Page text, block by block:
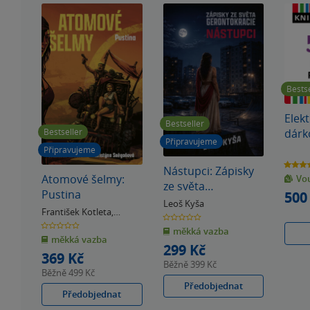
Bestseller
Připravujeme
Atomové šelmy:
Pustina
František Kotleta,
Kristýna Sněgoňová
0.0
z
5
hvězdiček
měkká vazba
369 Kč
Běžně499 Kč
Předobjednat
Bestseller
Připravujeme
Nástupci: Zápisky
ze světa
Gerontokracie
Leoš Kyša
0.0
z
5
hvězdiček
měkká vazba
299 Kč
Běžně 399 Kč
Předobjednat
5.0
z
5